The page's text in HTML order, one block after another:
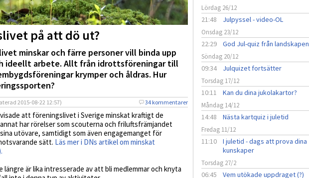
på att dö ut?
minskar och färre personer vill binda upp
ideellt arbete. Allt från idrottsföreningar till
krymper och åldras. Hur
2015-08-22 12:57) 34 kommentarer
att föreningslivet i Sverige minskat kraftigt de
har rörelser som scouterna och friluftsfrämjandet
utövare, samtidigt som även engagemanget för
sätt. Läs mer i DNs artikel om minskat
är lika intresserade av att bli medlemmar och knyta
Lördag 26/12
21:48 Julpyssel - video-OL
Onsdag 23/12
22:29 God Jul-quiz från landskapen
Söndag 20/12
09:34 Julquizet fortsätter
Torsdag 17/12
10:11 Kan du dina jukolakartor?
Måndag 14/12
14:48 Nästa kartquiz i juletid
Fredag 11/12
11:10
I juletid - dags att prova dina
kunskaper
Torsdag 27/2
06:45 Vem utökade uppdraget (?)